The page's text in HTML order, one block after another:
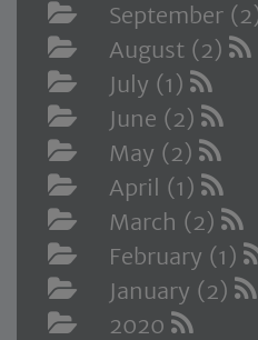
September
August (2)
July (1)
June (2)
May (2)
April (1)
March (2)
February (1)
January (2)
2020